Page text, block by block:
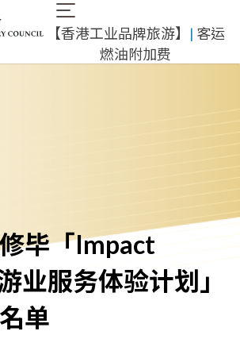
Main
navigation
【香港工业品牌旅游】 | 客运
燃油附加费
毕「Impact
业服务体验计划」
单